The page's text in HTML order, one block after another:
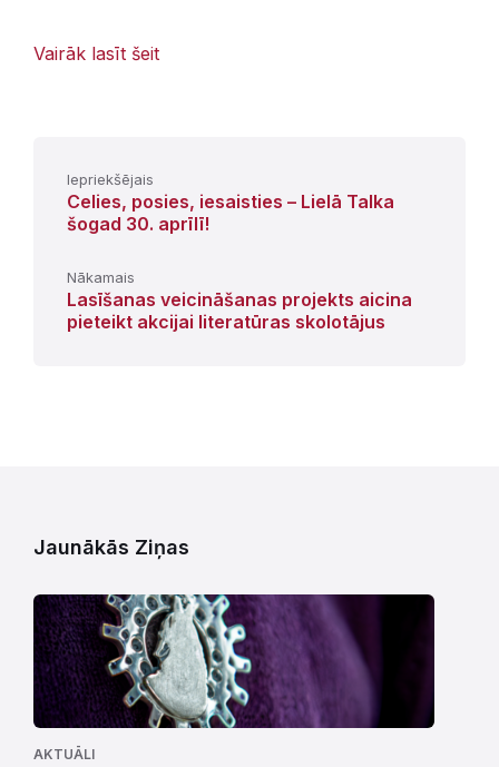
Vairāk lasīt šeit
Iepriekšējais
Celies, posies, iesaisties – Lielā Talka
šogad 30. aprīlī!
Nākamais
Lasīšanas veicināšanas projekts aicina
pieteikt akcijai literatūras skolotājus
Jaunākās Ziņas
AKTUĀLI